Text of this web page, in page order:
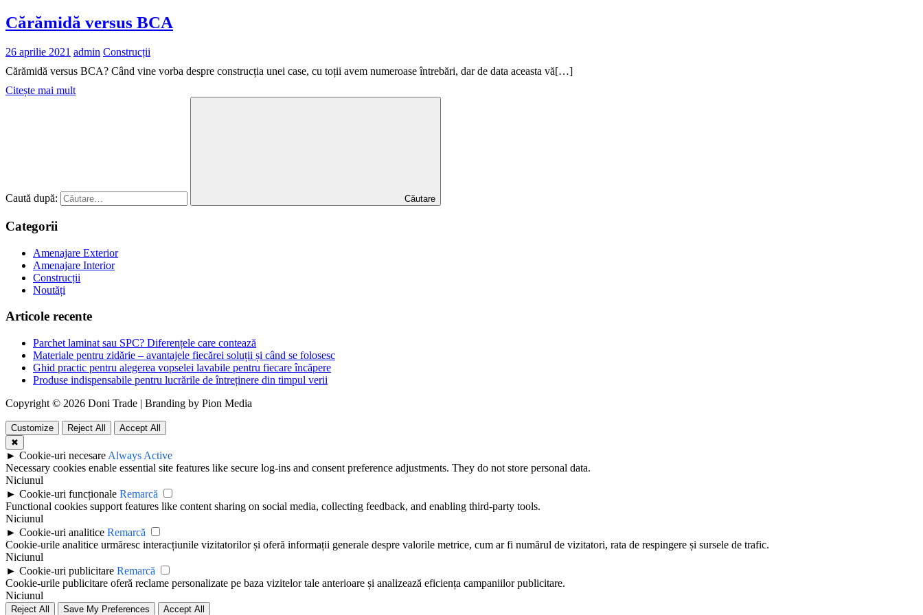
Cărămidă versus BCA
26 aprilie 2021 admin Construcții
Cărămidă versus BCA? Când vine vorba despre construcția unei case, cu toții avem numeroase întrebări, dar de data aceasta vă[…]
Citește mai mult
Caută după: Căutare
Categorii
Amenajare Exterior
Amenajare Interior
Construcții
Noutăți
Articole recente
Parchet laminat sau SPC? Diferențele care contează
Materiale pentru zidărie – avantajele fiecărei soluții și când se folosesc
Ghid practic pentru alegerea vopselei lavabile pentru fiecare încăpere
Produse indispensabile pentru lucrările de întreținere din timpul verii
Copyright © 2026 Doni Trade | Branding by Pion Media
Customize Reject All
Accept All
✖
► Cookie-uri necesare Always Active
Necessary cookies enable essential site features like secure log-ins and consent preference adjustments. They do not store personal data.
Niciunul
► Cookie-uri funcționale Remarcă
Functional cookies support features like content sharing on social media, collecting feedback, and enabling third-party tools.
Niciunul
► Cookie-uri analitice Remarcă
Cookie-urile analitice urmăresc interacțiunile vizitatorilor și oferă informații generale despre valorile metrice, cum ar fi numărul de vizitatori, rata de respingere și sursele de trafic.
Niciunul
► Cookie-uri publicitare Remarcă
Cookie-urile publicitare oferă reclame personalizate pe baza vizitelor tale anterioare și analizează eficiența campaniilor publicitare.
Niciunul
Reject All Save My Preferences Accept All